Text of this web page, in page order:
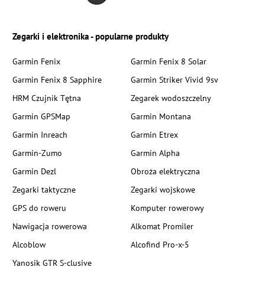
Zegarki i elektronika - popularne produkty
Garmin Fenix
Garmin Fenix 8 Solar
Garmin Fenix 8 Sapphire
Garmin Striker Vivid 9sv
HRM Czujnik Tętna
Zegarek wodoszczelny
Garmin GPSMap
Garmin Montana
Garmin Inreach
Garmin Etrex
Garmin-Zumo
Garmin Alpha
Garmin Dezl
Obroża elektryczna
Zegarki taktyczne
Zegarki wojskowe
GPS do roweru
Komputer rowerowy
Nawigacja rowerowa
Alkomat Promiler
Alcoblow
Alcofind Pro-x-5
Yanosik GTR S-clusive